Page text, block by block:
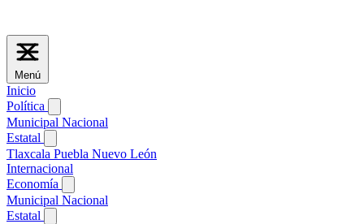
Menú
Inicio
Política
Municipal Nacional
Estatal
Tlaxcala Puebla Nuevo León
Internacional
Economía
Municipal Nacional
Estatal